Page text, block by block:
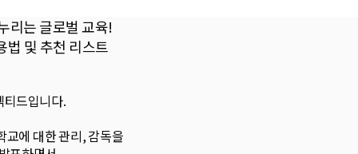
리는 글로벌 교육!
및 추천 리스트
티드입니다.
교에 대한 관리, 감독을